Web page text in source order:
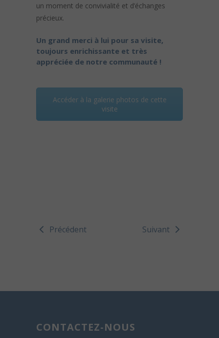
un moment de convivialité et d’échanges
précieux.
Un grand merci à lui pour sa visite,
toujours enrichissante et très
appréciée de notre communauté !
Accéder à la galerie photos de cette
visite
Précédent Suivant
CONTACTEZ-NOUS